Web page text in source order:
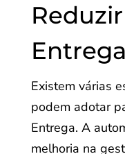
Entrega
Existem várias
podem adotar
Entrega. A
melhoria na